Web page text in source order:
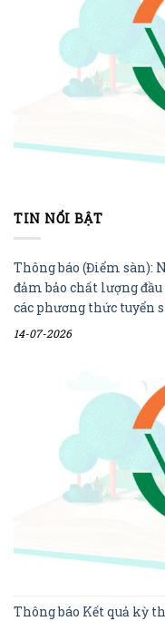
TIN NỔI BẬT
Thông báo (Điểm sàn):
đảm bảo chất lượng
các phương thức tuyển
14-07-2026
Thông báo Kết quả kỳ